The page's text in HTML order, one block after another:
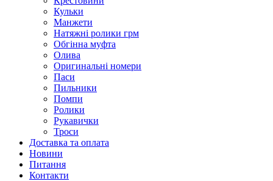
Кульки
Манжети
Натяжні ролики грм
Обгінна муфта
Олива
Оригинальні номери
Паси
Пильники
Помпи
Ролики
Рукавички
Троси
Доставка та оплата
Новини
Питання
Контакти